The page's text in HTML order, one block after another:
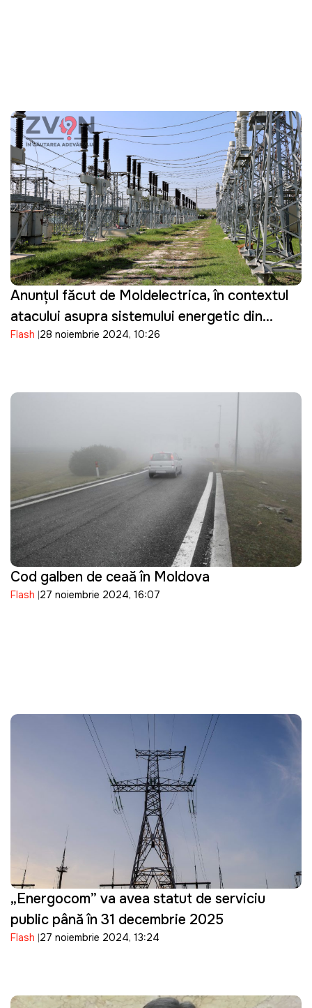
Anunțul făcut de Moldelectrica, în contextul
atacului asupra sistemului energetic din
Ucraina
Flash 28 noiembrie 2024, 10:26
Cod galben de ceață în Moldova
Flash 27 noiembrie 2024, 16:07
„Energocom” va avea statut de serviciu
public până în 31 decembrie 2025
Flash 27 noiembrie 2024, 13:24